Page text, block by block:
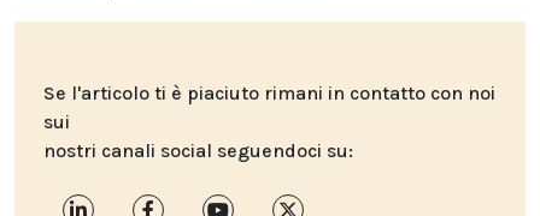
Se l'articolo ti è piaciuto rimani in contatto con noi
sui
nostri canali social seguendoci su: